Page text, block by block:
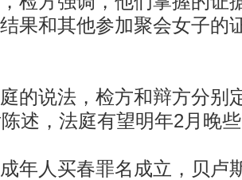
果和其他参加聚会女子的
说法，检方和辩方分别
述，法庭有望明年2月晚
人买春罪名成立，贝卢